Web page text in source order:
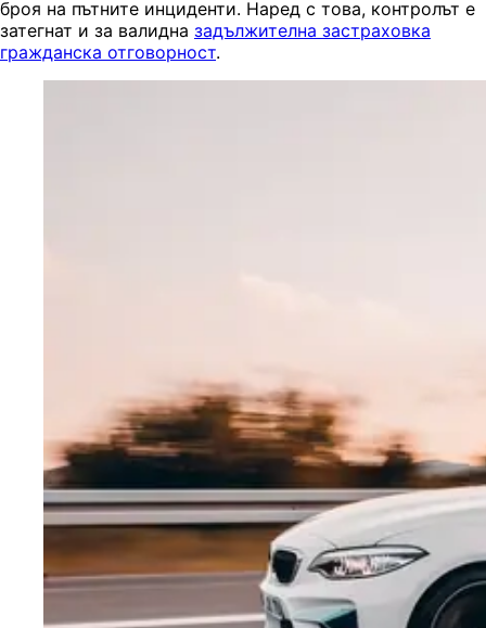
броя на пътните инциденти. Наред с това, контролът е
затегнат и за валидна задължителна застраховка
гражданска отговорност.